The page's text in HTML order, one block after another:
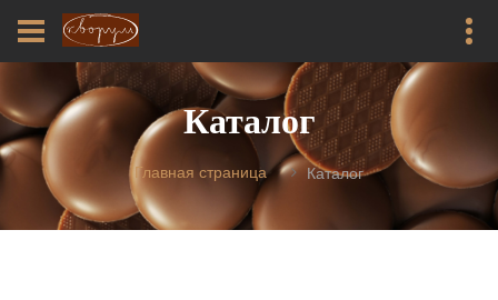
Каталог
Главная страница Каталог